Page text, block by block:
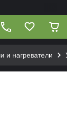
и нагреватели